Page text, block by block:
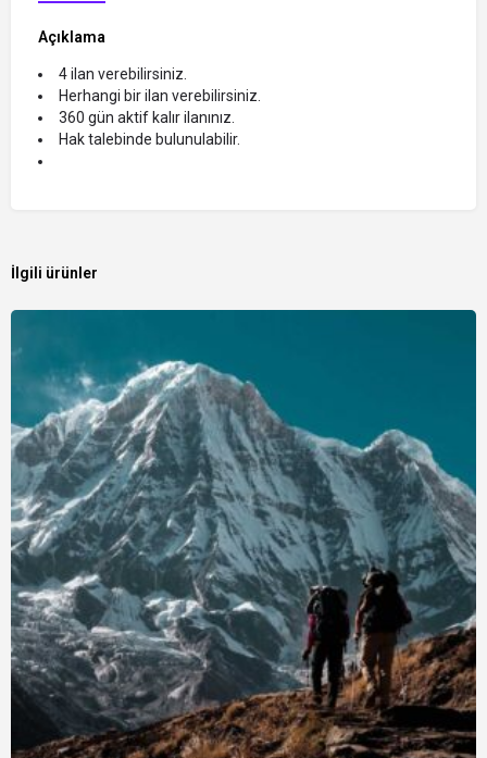
Açıklama
4 ilan verebilirsiniz.
Herhangi bir ilan verebilirsiniz.
360 gün aktif kalır ilanınız.
Hak talebinde bulunulabilir.
İlgili ürünler